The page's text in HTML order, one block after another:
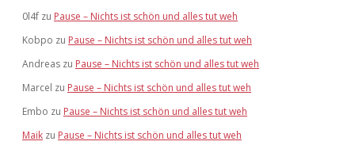
0l4f zu Pause – Nichts ist schön und alles tut weh
Kobpo zu Pause – Nichts ist schön und alles tut weh
Andreas zu Pause – Nichts ist schön und alles tut weh
Marcel zu Pause – Nichts ist schön und alles tut weh
Embo zu Pause – Nichts ist schön und alles tut weh
Maik zu Pause – Nichts ist schön und alles tut weh